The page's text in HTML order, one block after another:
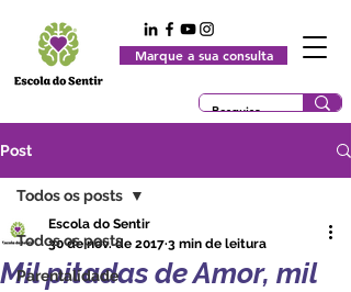
Marque a sua consulta
Post
Todos os posts
Parentalidade
Todos os posts
Mil pitadas de Amor, mil
Escola do Sentir
30 de nov. de 2017 3 min de leitura